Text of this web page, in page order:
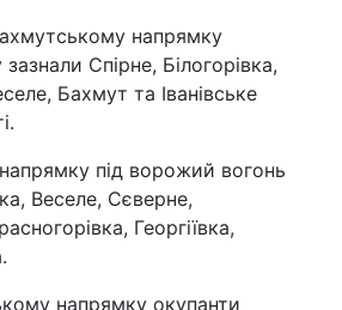
напрямку
Спірне, Білогорівка,
Бахмут та Іванівське
під ворожий вогонь
Веселе, Сєверне,
Георгіївка,
напрямку окупанти